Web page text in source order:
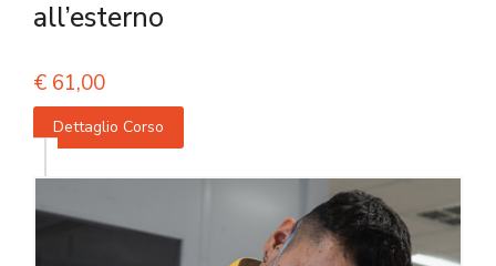
all’esterno
€ 61,00
Dettaglio Corso